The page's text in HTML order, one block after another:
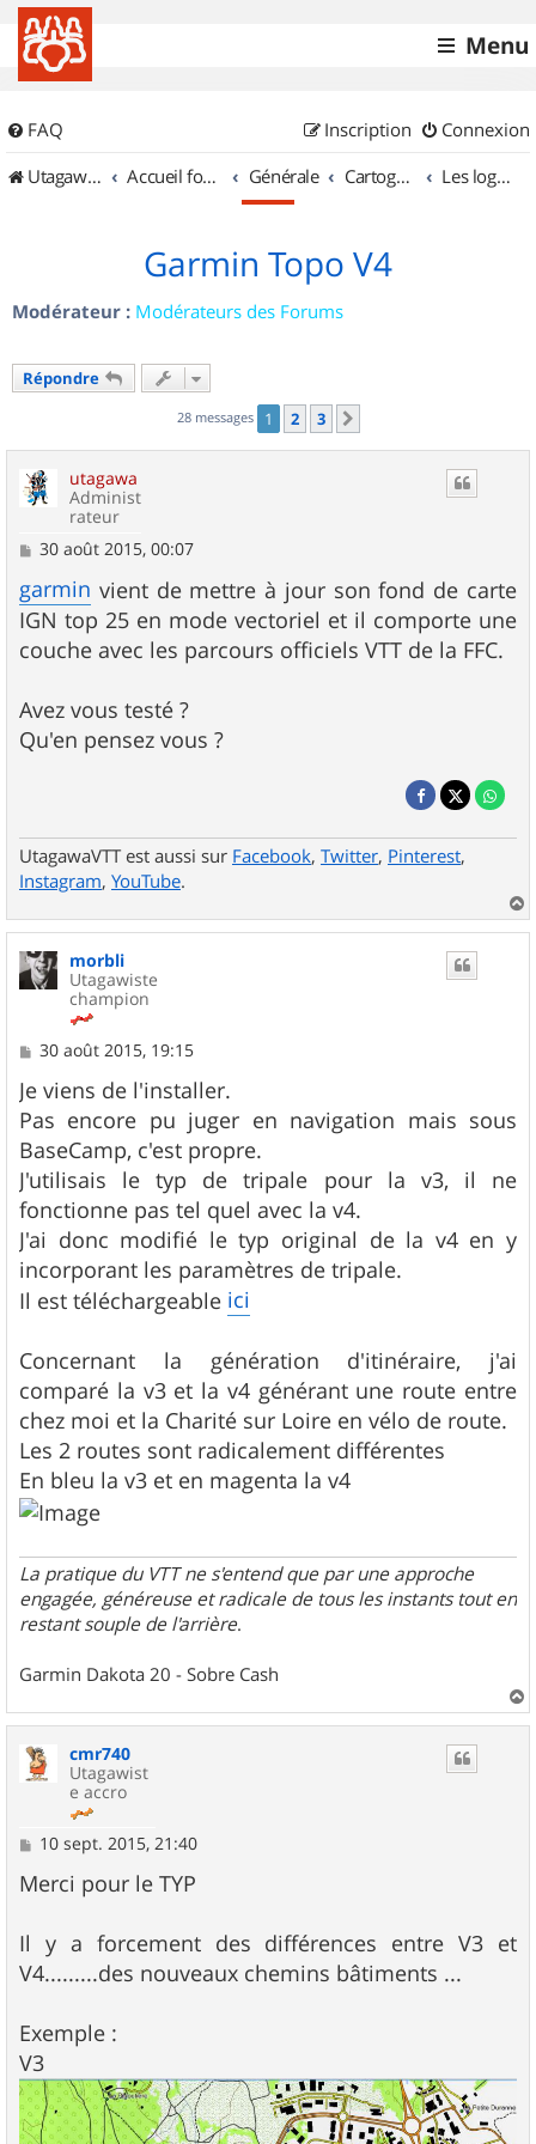
Menu
FAQ Connexion
Inscription
UtagawaVTT (Randos VTT et VTTAE avec traces GPS)
Accueil forum Générale Cartographie et GPS Les logiciels
Garmin Topo V4
Modérateur : Modérateurs des Forums
Répondre
28 messages 1 2 3
utagawa
Administ
rateur
M
s
s
a
g
e
30 août 2015, 00:07
garmin vient de mettre à jour son fond de carte
IGN top 25 en mode vectoriel et il comporte une
couche avec les parcours officiels VTT de la FFC.
Avez vous testé ?
Qu'en pensez vous ?
UtagawaVTT est aussi sur Facebook, Twitter, Pinterest,
Instagram, YouTube.
a
u
morbli
Utagawiste
champion
M
s
s
a
g
e
30 août 2015, 19:15
Je viens de l'installer.
Pas encore pu juger en navigation mais sous
BaseCamp, c'est propre.
J'utilisais le typ de tripale pour la v3, il ne
fonctionne pas tel quel avec la v4.
J'ai donc modifié le typ original de la v4 en y
incorporant les paramètres de tripale.
Il est téléchargeable ici
Concernant la génération d'itinéraire, j'ai
comparé la v3 et la v4 générant une route entre
chez moi et la Charité sur Loire en vélo de route.
Les 2 routes sont radicalement différentes
En bleu la v3 et en magenta la v4
La pratique du VTT ne s'entend que par une approche
engagée, généreuse et radicale de tous les instants tout en
restant souple de l'arrière.
Garmin Dakota 20 - Sobre Cash
a
cmr740
Utagawist
e accro
M
s
s
10 sept. 2015, 21:40
Merci pour le TYP
Il y a forcement des différences entre V3 et
V4.........des nouveaux chemins bâtiments ...
Exemple :
V3